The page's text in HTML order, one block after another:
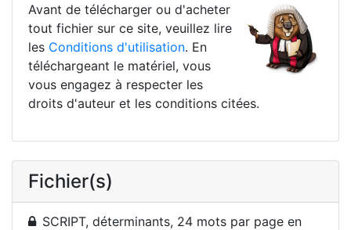
Avant de télécharger ou d'acheter
tout fichier sur ce site, veuillez lire
les Conditions d'utilisation. En
téléchargeant le matériel, vous
vous engagez à respecter les
droits d'auteur et les conditions citées.
Fichier(s)
SCRIPT, déterminants, 24 mots par page en